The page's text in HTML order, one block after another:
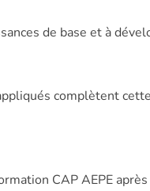
de base et à
complètent
CAP AEPE